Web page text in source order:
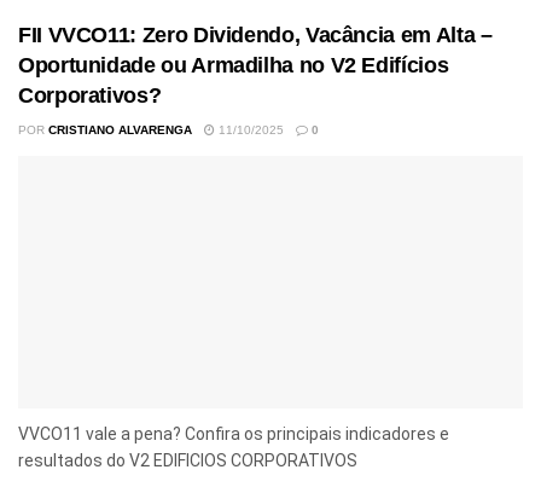
FII VVCO11: Zero Dividendo, Vacância em Alta –
Oportunidade ou Armadilha no V2 Edifícios
Corporativos?
POR CRISTIANO ALVARENGA 11/10/2025 0
VVCO11 vale a pena? Confira os principais indicadores e
resultados do V2 EDIFICIOS CORPORATIVOS